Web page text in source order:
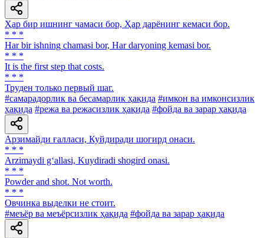
Ҳар бир ишнинг чамаси бор, Ҳар дарёнинг кемаси бор.
* * *
Har bir ishning chamasi bor, Har daryoning kemasi bor.
* * *
It is the first step that costs.
* * *
Труден только первый шаг.
#самарадорлик ва бесамарлик ҳақида #имкон ва имконсизлик
ҳақида #режа ва режасизлик ҳақида #фойда ва зарар ҳақида
Арзимайди ғалласи, Куйдиради шогирд онаси.
* * *
Arzimaydi g‘allasi, Kuydiradi shogird onasi.
* * *
Powder and shot. Not worth.
* * *
Овчинка выделки не стоит.
#меъёр ва меъёрсизлик ҳақида #фойда ва зарар ҳақида